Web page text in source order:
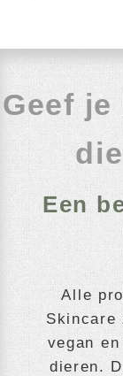
Geef
Een
Alle
vegan
dieren.